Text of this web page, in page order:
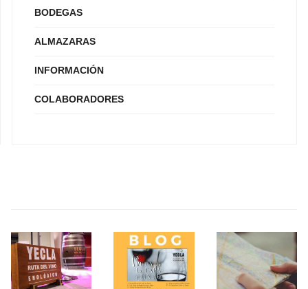
BODEGAS
ALMAZARAS
INFORMACIÓN
COLABORADORES